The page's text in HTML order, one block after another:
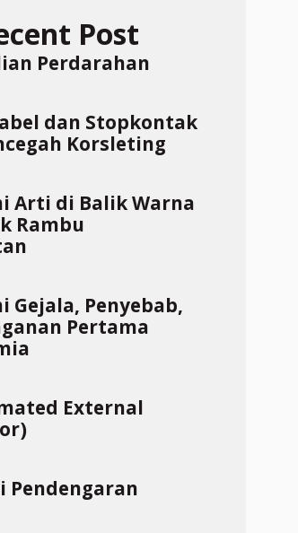
Post
Perdarahan
dan Stopkontak
Korsleting
Arti di Balik Warna
Rambu
Gejala, Penyebab,
Pertama
External
Pendengaran